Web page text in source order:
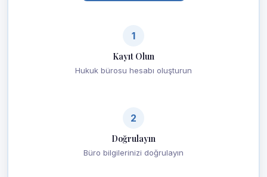
1
Kayıt Olun
Hukuk bürosu hesabı oluşturun
2
Doğrulayın
Büro bilgilerinizi doğrulayın